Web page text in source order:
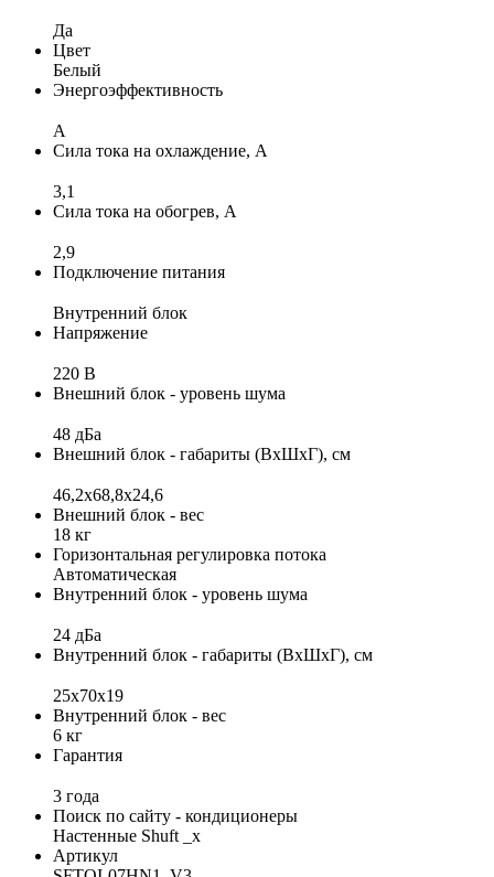
Да
Цвет
Белый
Энергоэффективность
A
Сила тока на охлаждение, А
3,1
Сила тока на обогрев, А
2,9
Подключение питания
Внутренний блок
Напряжение
220 В
Внешний блок - уровень шума
48 дБа
Внешний блок - габариты (ВхШхГ), см
46,2x68,8x24,6
Внешний блок - вес
18 кг
Горизонтальная регулировка потока
Автоматическая
Внутренний блок - уровень шума
24 дБа
Внутренний блок - габариты (ВхШхГ), см
25x70x19
Внутренний блок - вес
6 кг
Гарантия
3 года
Поиск по сайту - кондиционеры
Настенные Shuft _x
Артикул